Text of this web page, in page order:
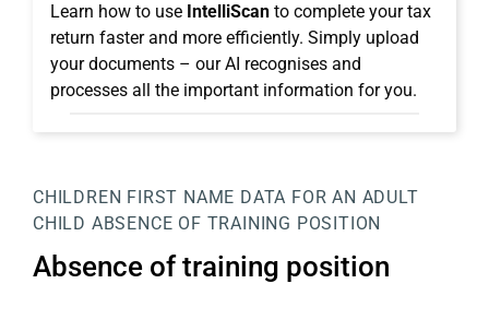
Learn how to use IntelliScan to complete your tax
return faster and more efficiently. Simply upload
your documents – our AI recognises and
processes all the important information for you.
CHILDREN FIRST NAME DATA FOR AN ADULT
CHILD ABSENCE OF TRAINING POSITION
Absence of training position